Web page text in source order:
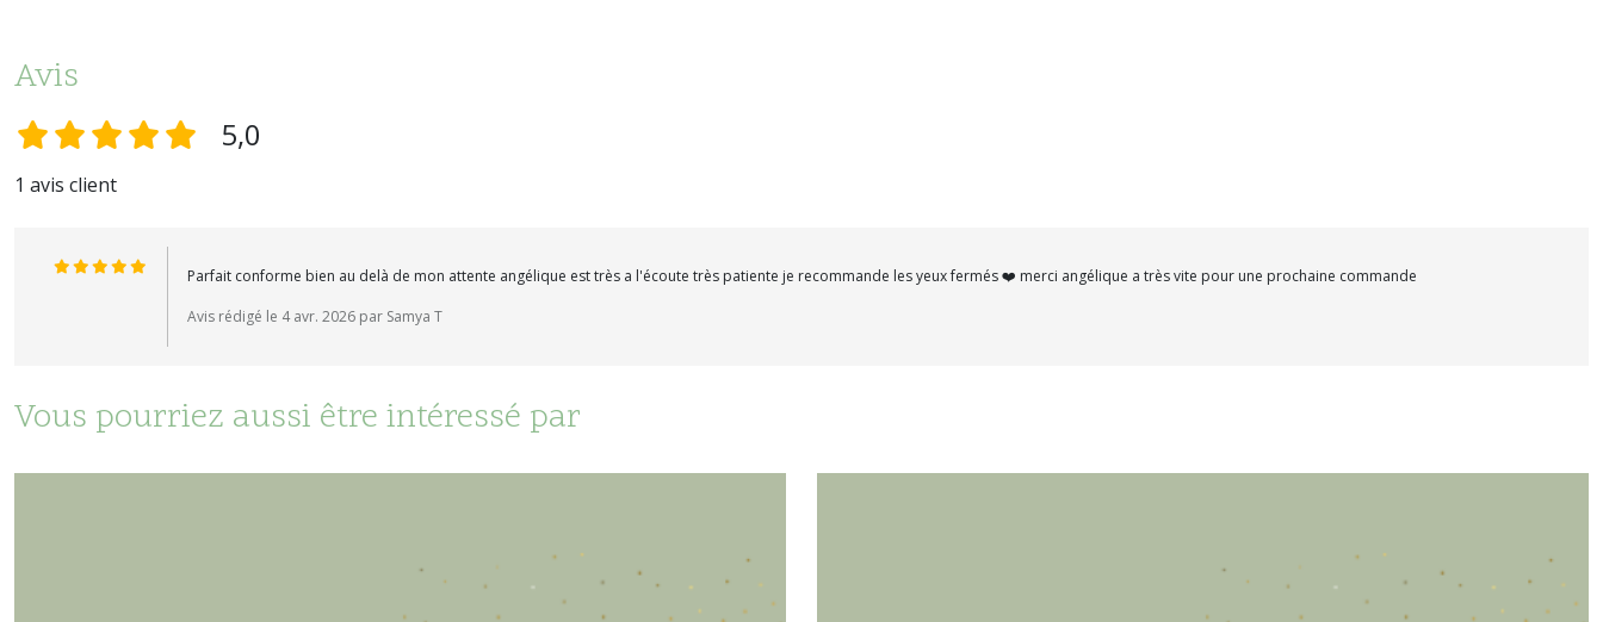
Avis
5,0
1 avis client
Parfait conforme bien au delà de mon attente angélique est très a l'écoute très patiente je recommande les yeux fermés ❤️ merci angélique a très vite pour une prochaine commande
Avis rédigé le 4 avr. 2026 par Samya T
Vous pourriez aussi être intéressé par